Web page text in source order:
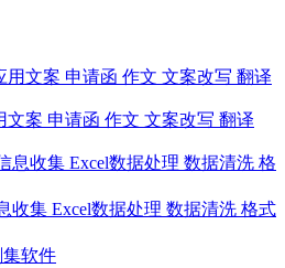
文案 申请函 作文 文案改写 翻译
收集 Excel数据处理 数据清洗 格式